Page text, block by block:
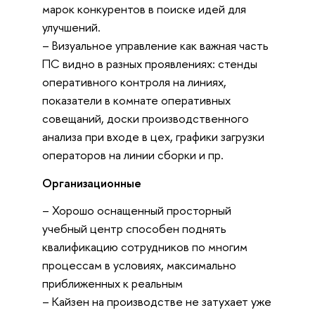
марок конкурентов в поиске идей для
улучшений.
– Визуальное управление как важная часть
ПС видно в разных проявлениях: стенды
оперативного контроля на линиях,
показатели в комнате оперативных
совещаний, доски производственного
анализа при входе в цех, графики загрузки
операторов на линии сборки и пр.
Организационные
– Хорошо оснащенный просторный
учебный центр способен поднять
квалификацию сотрудников по многим
процессам в условиях, максимально
приближенных к реальным
– Кайзен на производстве не затухает уже